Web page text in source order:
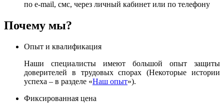
по e-mail, смс, через личный кабинет или по телефону
Почему мы?
Опыт и квалификация
Наши специалисты имеют большой опыт защиты
доверителей в трудовых спорах (Некоторые истории
успеха – в разделе «Наш опыт»).
Фиксированная цена